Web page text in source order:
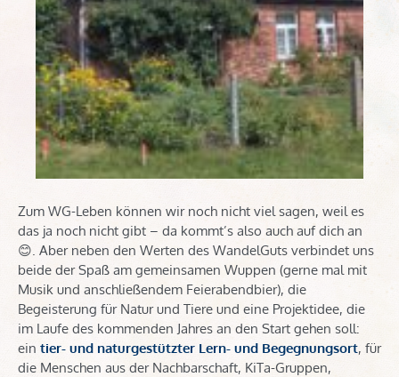
Zum WG-Leben können wir noch nicht viel sagen, weil es
das ja noch nicht gibt – da kommt’s also auch auf dich an
😊. Aber neben den Werten des WandelGuts verbindet uns
beide der Spaß am gemeinsamen Wuppen (gerne mal mit
Musik und anschließendem Feierabendbier), die
Begeisterung für Natur und Tiere und eine Projektidee, die
im Laufe des kommenden Jahres an den Start gehen soll:
ein tier- und naturgestützter Lern- und Begegnungsort, für
die Menschen aus der Nachbarschaft, KiTa-Gruppen,